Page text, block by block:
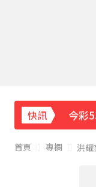
快訊
今彩
首頁 專欄 洪耀